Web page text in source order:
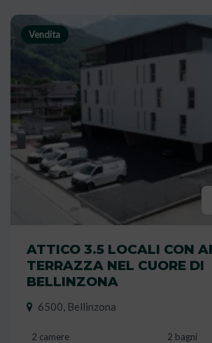
Vendita
ATTICO 3.5 LOCALI CON
TERRAZZA NEL CUORE DI
BELLINZONA
6500, Bellinzona
2 camere 2 bagni